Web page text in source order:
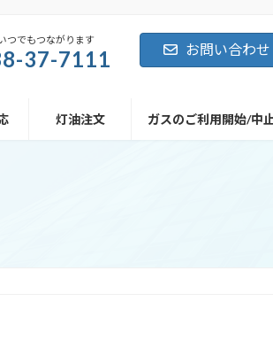
つでもつながります
37-7111 お問い合わせ
灯油注文 ガスのご利用開始/中